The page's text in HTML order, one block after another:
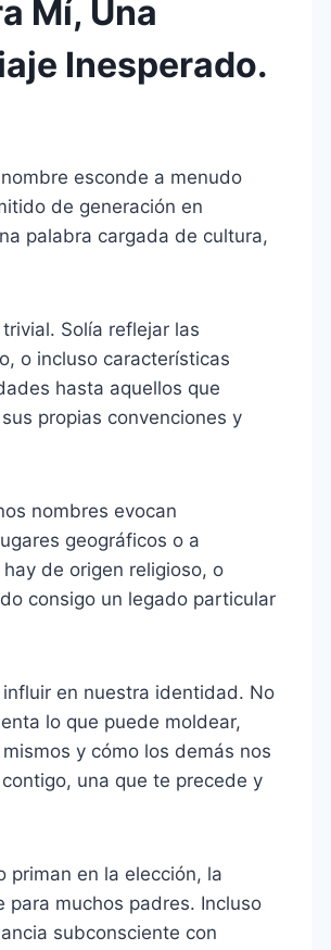
Mí, Una
Inesperado.
esconde a menudo
de generación en
palabra cargada de cultura,
Solía reflejar las
o incluso características
hasta aquellos que
propias convenciones y
nombres evocan
geográficos o a
de origen religioso, o
consigo un legado particular
en nuestra identidad. No
lo que puede moldear,
y cómo los demás nos
una que te precede y
priman en la elección, la
muchos padres. Incluso
subconsciente con